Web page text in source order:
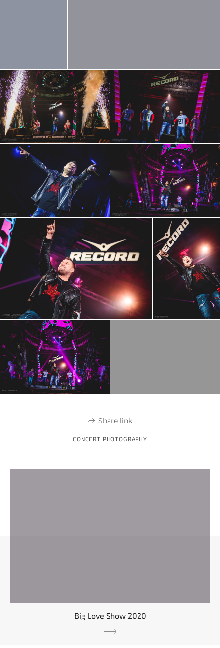
Share link
CONCERT PHOTOGRAPHY
Big Love Show 2020